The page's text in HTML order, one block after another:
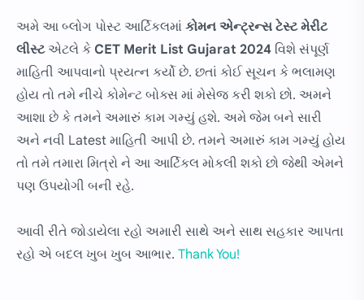
અમે આ બ્લોગ પોસ્ટ આર્ટિકલમાં કોમન એન્ટ્રન્સ ટેસ્ટ મેરીટ
લીસ્ટ એટલે કે CET Merit List Gujarat 2024 વિશે સંપૂર્ણ
માહિતી આપવાનો પ્રયત્ન કર્યો છે. છતાં કોઈ સૂચન કે ભલામણ
હોય તો તમે નીચે કોમેન્ટ બોક્સ માં મેસેજ કરી શકો છો. અમને
આશા છે કે તમને અમારું કામ ગમ્યું હશે. અમે જેમ બને સારી
અને નવી Latest માહિતી આપી છે. તમને અમારું કામ ગમ્યું હોય
તો તમે તમારા મિત્રો ને આ આર્ટિકલ મોકલી શકો છો જેથી એમને
પણ ઉપયોગી બની રહે.
આવી રીતે જોડાયેલા રહો અમારી સાથે અને સાથ સહકાર આપતા
રહો એ બદલ ખુબ ખુબ આભાર. Thank You!